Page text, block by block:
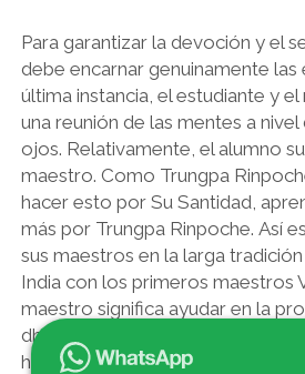
Para garantizar la devoción y el
debe encarnar genuinamente las
última instancia, el estudiante y
una reunión de las mentes a nivel
ojos. Relativamente, el alumno
maestro. Como Trungpa
hacer esto por Su Santidad,
más por Trungpa Rinpoche. Así
sus maestros en la larga
India con los primeros maestros
maestro significa ayudar en la
dharma y puede abarcar todo,
hasta la instrucción de meditación